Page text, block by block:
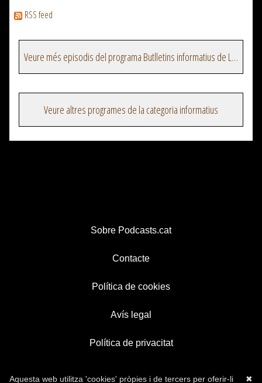
RSS feed
Veure més episodis del programa Butlletins informatius de La Xarxa
Veure altres programes de la categoria informatius
Sobre Podcasts.cat
Contacte
Política de cookies
Avís legal
Política de privacitat
✖
Aquesta web utilitza 'cookies' pròpies i de tercers per oferir-li